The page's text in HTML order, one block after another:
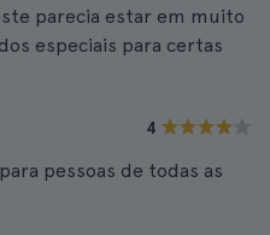
parecia estar em muito
especiais para certas
4
pessoas de todas as